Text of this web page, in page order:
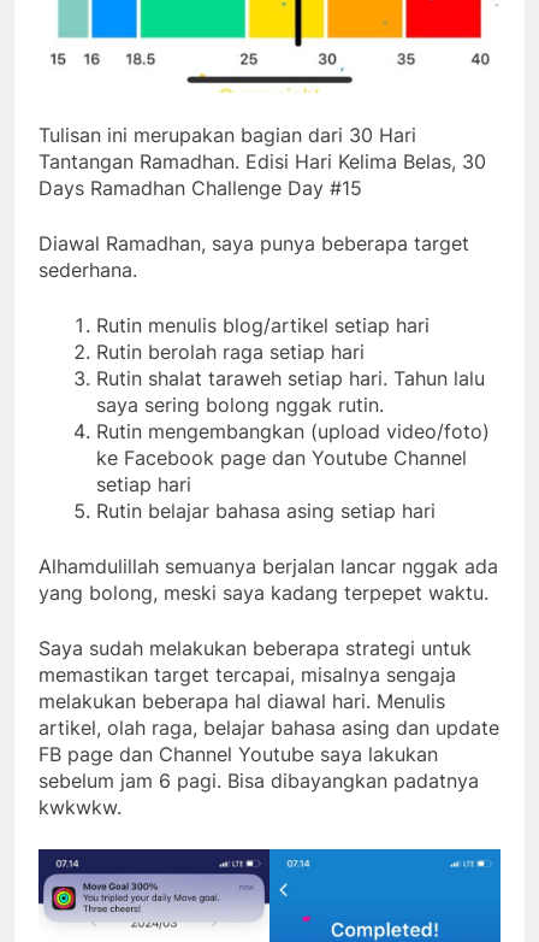
Tulisan ini merupakan bagian dari 30 Hari
Tantangan Ramadhan. Edisi Hari Kelima Belas, 30
Days Ramadhan Challenge Day #15
Diawal Ramadhan, saya punya beberapa target
sederhana.
Rutin menulis blog/artikel setiap hari
Rutin berolah raga setiap hari
Rutin shalat taraweh setiap hari. Tahun lalu
saya sering bolong nggak rutin.
Rutin mengembangkan (upload video/foto)
ke Facebook page dan Youtube Channel
setiap hari
Rutin belajar bahasa asing setiap hari
Alhamdulillah semuanya berjalan lancar nggak ada
yang bolong, meski saya kadang terpepet waktu.
Saya sudah melakukan beberapa strategi untuk
memastikan target tercapai, misalnya sengaja
melakukan beberapa hal diawal hari. Menulis
artikel, olah raga, belajar bahasa asing dan update
FB page dan Channel Youtube saya lakukan
sebelum jam 6 pagi. Bisa dibayangkan padatnya
kwkwkw.